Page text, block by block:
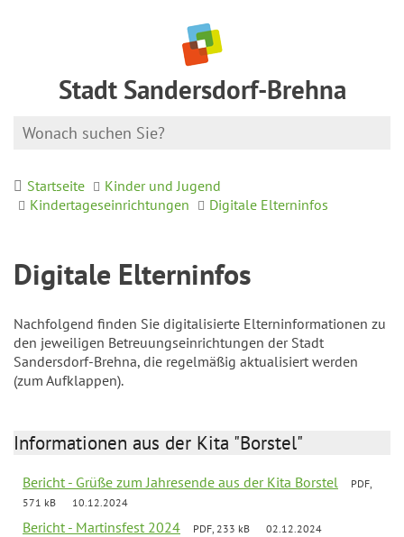
Stadt Sandersdorf-Brehna
Startseite
Kinder und Jugend
Kindertageseinrichtungen
Digitale Elterninfos
Digitale Elterninfos
Nachfolgend finden Sie digitalisierte Elterninformationen zu
den jeweiligen Betreuungseinrichtungen der Stadt
Sandersdorf-Brehna, die regelmäßig aktualisiert werden
(zum Aufklappen).
Informationen aus der Kita "Borstel"
Bericht - Grüße zum Jahresende aus der Kita Borstel
PDF,
571 kB
10.12.2024
Bericht - Martinsfest 2024 PDF, 233 kB 02.12.2024